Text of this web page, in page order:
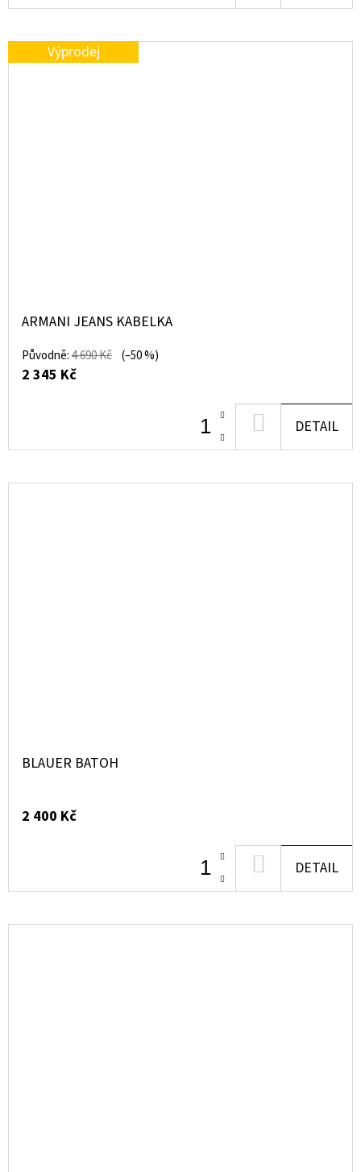
KOŠÍKU
Výprodej
ARMANI JEANS KABELKA
Původně:4 690 Kč (–50 %)
2 345 Kč
KOŠÍKU
DETAIL
BLAUER BATOH
2 400 Kč
KOŠÍKU
DETAIL